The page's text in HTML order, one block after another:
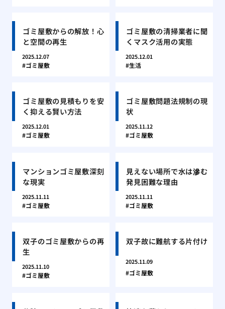
ゴミ屋敷からの解放！心
と空間の再生
2025.12.07
ゴミ屋敷
ゴミ屋敷の清掃業者に聞
くマスク活用の実態
2025.12.01
生活
ゴミ屋敷の見積もりを安
く抑える賢い方法
2025.12.01
ゴミ屋敷
ゴミ屋敷問題法規制の現
状
2025.11.12
ゴミ屋敷
マンションゴミ屋敷深刻
な現実
2025.11.11
ゴミ屋敷
見えない場所で水は滲む
発見困難な理由
2025.11.11
ゴミ屋敷
双子のゴミ屋敷からの再
生
2025.11.10
ゴミ屋敷
双子故に難航する片付け
2025.11.09
ゴミ屋敷